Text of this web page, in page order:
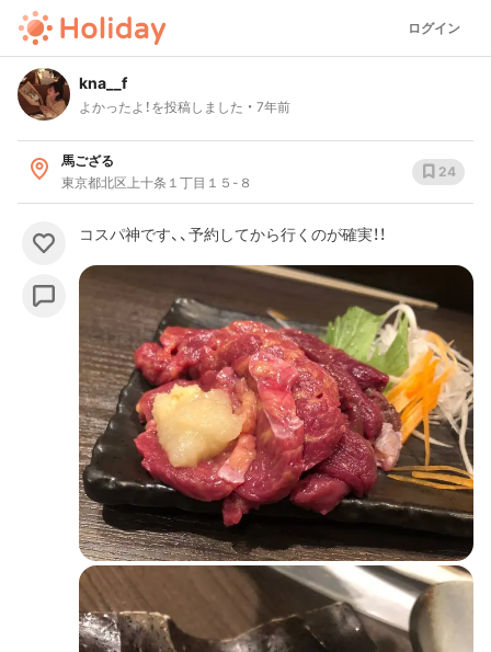
ログイン
kna__f
よかったよ！を投稿しました 7年前
馬ござる
東京都北区上十条１丁目１５-８
24
コスパ神です、、予約してから行くのが確実！！